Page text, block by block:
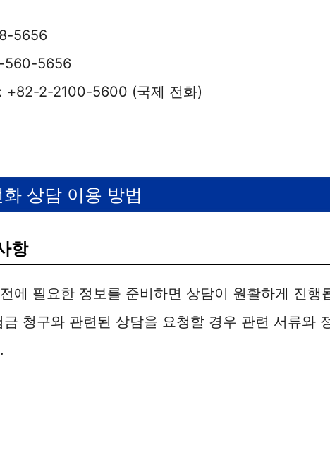
5656
560-5656
: +82-2-2100-5600 (국제 전화)
상담 이용 방법
항
에 필요한 정보를 준비하면 상담이 원활하게 진행
청구와 관련된 상담을 요청할 경우 관련 서류와